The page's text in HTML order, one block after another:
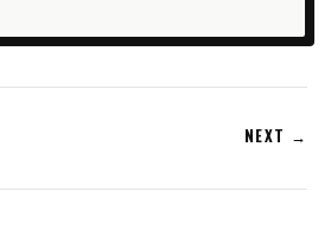
NEXT →